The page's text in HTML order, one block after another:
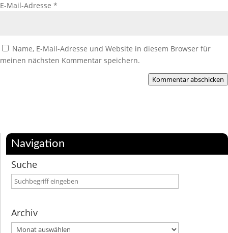
E-Mail-Adresse *
Name, E-Mail-Adresse und Website in diesem Browser für
meinen nächsten Kommentar speichern.
Kommentar abschicken
Navigation
Suche
Archiv
Archiv